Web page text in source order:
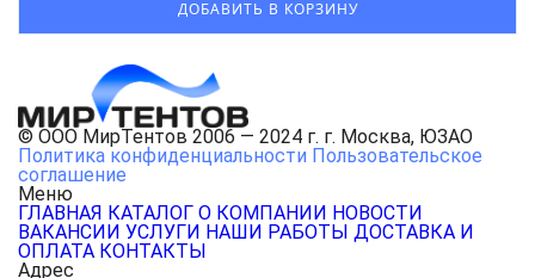
© ООО МирТентов 2006 — 2024 г. г. Москва, ЮЗАО
Политика конфиденциальности Пользовательское
соглашение
Меню
ГЛАВНАЯ КАТАЛОГ О КОМПАНИИ НОВОСТИ
ВАКАНСИИ УСЛУГИ НАШИ РАБОТЫ ДОСТАВКА И
ОПЛАТА КОНТАКТЫ
Адрес